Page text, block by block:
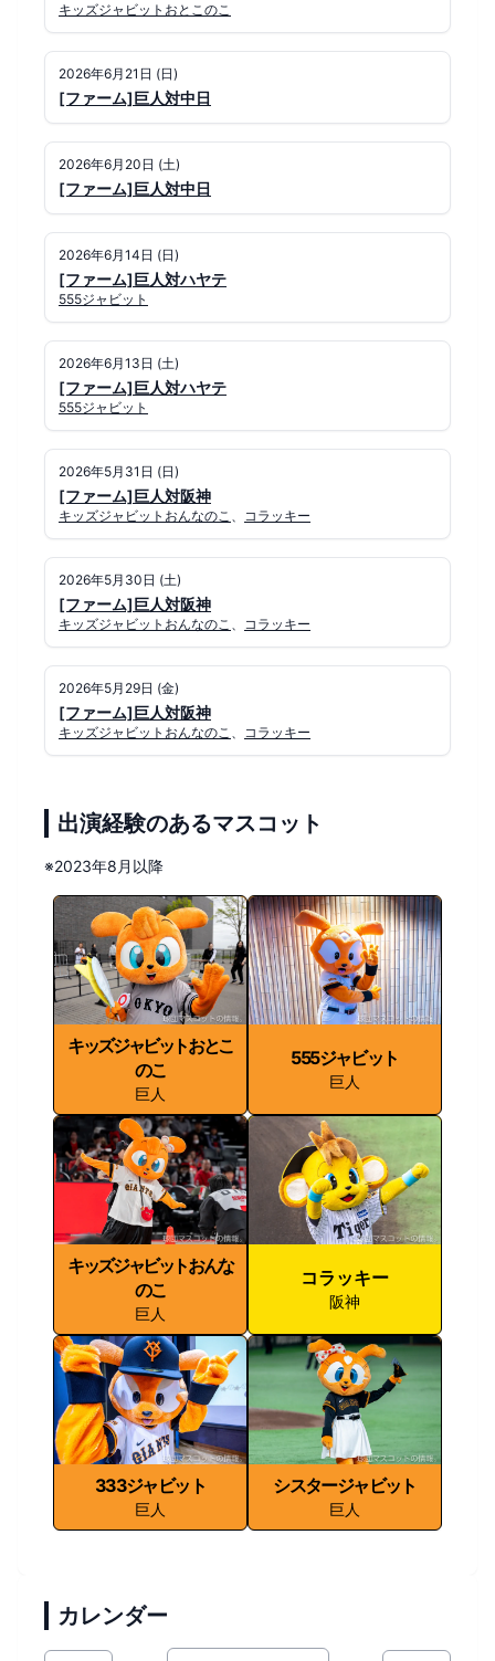
キッズジャビットおとこのこ
2026年6月21日 (日)
[ファーム]巨人対中日
2026年6月20日 (土)
[ファーム]巨人対中日
2026年6月14日 (日)
[ファーム]巨人対ハヤテ
555ジャビット
2026年6月13日 (土)
[ファーム]巨人対ハヤテ
555ジャビット
2026年5月31日 (日)
[ファーム]巨人対阪神
キッズジャビットおんなのこ 、 コラッキー
2026年5月30日 (土)
[ファーム]巨人対阪神
キッズジャビットおんなのこ 、 コラッキー
2026年5月29日 (金)
[ファーム]巨人対阪神
キッズジャビットおんなのこ 、 コラッキー
出演経験のあるマスコット
※2023年8月以降
キッズジャビットおとこ
のこ
巨人
555ジャビット
巨人
キッズジャビットおんな
のこ
巨人
コラッキー
阪神
333ジャビット
巨人
シスタージャビット
巨人
カレンダー